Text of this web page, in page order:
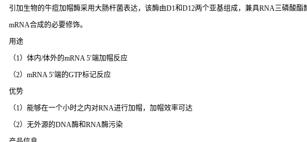
引加生物的牛痘加帽酶采用大肠杆菌表达，该酶由D1和D12两个亚基组成，兼具RNA三磷酸
mRNA合成的必要修饰。
用途
（1）体内/体外的mRNA 5′端加帽反应
（2）mRNA 5′端的GTP标记反应
优势
（1）能够在一个小时之内对RNA进行加帽，加帽效率可达
（2）无外源的DNA酶和RNA酶污染